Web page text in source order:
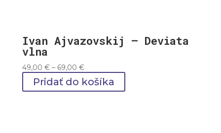
Ivan Ajvazovskij – Deviata
vlna
49,00 € – 69,00 €Price
range:
49,00 €
Pridať do košíka